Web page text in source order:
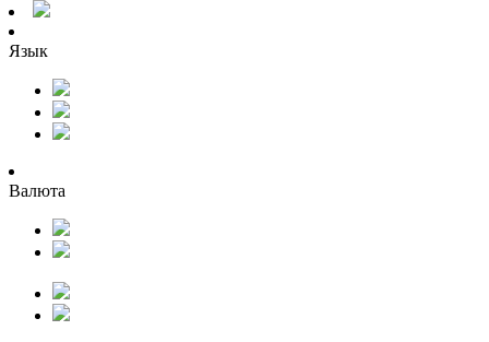
Язык
Валюта